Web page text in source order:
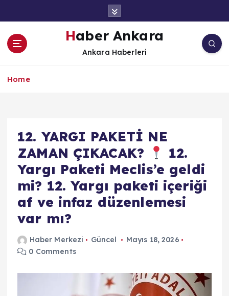
Haber Ankara
Ankara Haberleri
Home
12. YARGI PAKETİ NE
ZAMAN ÇIKACAK?
12.
Yargı Paketi Meclis’e geldi
mi? 12. Yargı paketi içeriği
af ve infaz düzenlemesi
var mı?
Haber Merkezi Güncel
Mayıs 18, 2026
0 Comments